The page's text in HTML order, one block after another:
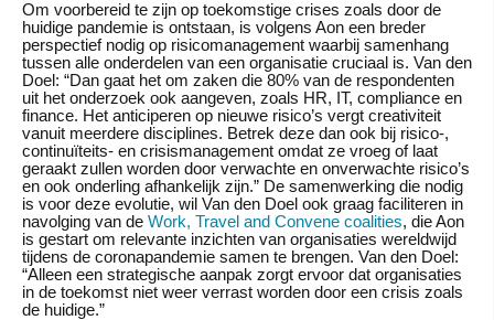
Om voorbereid te zijn op toekomstige crises zoals door de
huidige pandemie is ontstaan, is volgens Aon een breder
perspectief nodig op risicomanagement waarbij samenhang
tussen alle onderdelen van een organisatie cruciaal is. Van den
Doel: “Dan gaat het om zaken die 80% van de respondenten
uit het onderzoek ook aangeven, zoals HR, IT, compliance en
finance. Het anticiperen op nieuwe risico’s vergt creativiteit
vanuit meerdere disciplines. Betrek deze dan ook bij risico-,
continuïteits- en crisismanagement omdat ze vroeg of laat
geraakt zullen worden door verwachte en onverwachte risico’s
en ook onderling afhankelijk zijn.” De samenwerking die nodig
is voor deze evolutie, wil Van den Doel ook graag faciliteren in
navolging van de Work, Travel and Convene coalities, die Aon
is gestart om relevante inzichten van organisaties wereldwijd
tijdens de coronapandemie samen te brengen. Van den Doel:
“Alleen een strategische aanpak zorgt ervoor dat organisaties
in de toekomst niet weer verrast worden door een crisis zoals
de huidige.”